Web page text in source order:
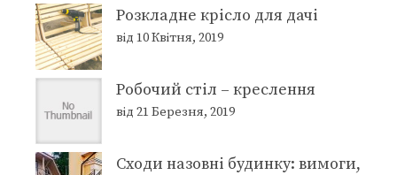
Розкладне крісло для дачі
від 10 Квітня, 2019
Робочий стіл – креслення
від 21 Березня, 2019
Сходи назовні будинку: вимоги,